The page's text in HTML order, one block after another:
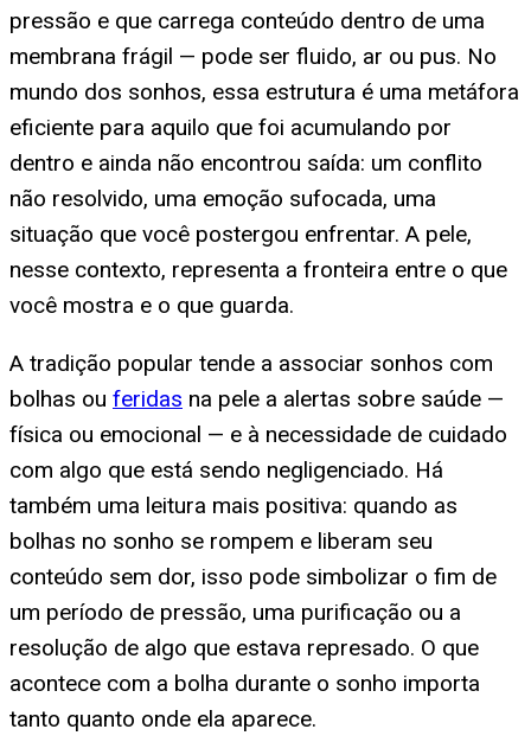
pressão e que carrega conteúdo dentro de uma
membrana frágil — pode ser fluido, ar ou pus. No
mundo dos sonhos, essa estrutura é uma metáfora
eficiente para aquilo que foi acumulando por
dentro e ainda não encontrou saída: um conflito
não resolvido, uma emoção sufocada, uma
situação que você postergou enfrentar. A pele,
nesse contexto, representa a fronteira entre o que
você mostra e o que guarda.
A tradição popular tende a associar sonhos com
bolhas ou feridas na pele a alertas sobre saúde —
física ou emocional — e à necessidade de cuidado
com algo que está sendo negligenciado. Há
também uma leitura mais positiva: quando as
bolhas no sonho se rompem e liberam seu
conteúdo sem dor, isso pode simbolizar o fim de
um período de pressão, uma purificação ou a
resolução de algo que estava represado. O que
acontece com a bolha durante o sonho importa
tanto quanto onde ela aparece.